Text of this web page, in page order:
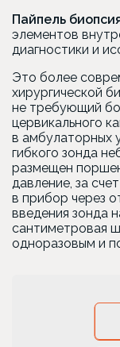
Пайпель
элементов
диагностики и
Это более
хирургической
не требующий
цервикального
в амбулаторных
гибкого зонда
размещен
давление, за
в прибор через
введения зонда
сантиметровая
одноразовым и